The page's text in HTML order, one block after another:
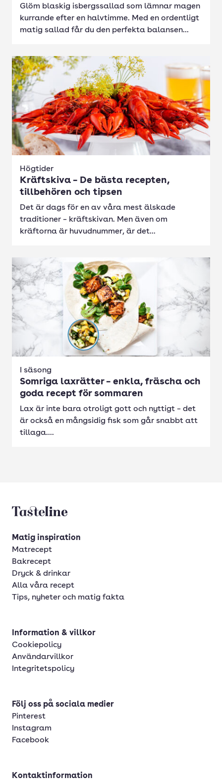
Glöm blaskig isbergssallad som lämnar magen
kurrande efter en halvtimme. Med en ordentligt
matig sallad får du den perfekta balansen...
Högtider
Kräftskiva – De bästa recepten,
tillbehören och tipsen
Det är dags för en av våra mest älskade
traditioner – kräftskivan. Men även om
kräftorna är huvudnummer, är det...
I säsong
Somriga laxrätter – enkla, fräscha och
goda recept för sommaren
Lax är inte bara otroligt gott och nyttigt – det
är också en mångsidig fisk som går snabbt att
tillaga....
Tasteline startsida
Matig inspiration
Matrecept
Bakrecept
Dryck & drinkar
Alla våra recept
Tips, nyheter och matig fakta
Information & villkor
Cookiepolicy
Användarvillkor
Integritetspolicy
Följ oss på sociala medier
Pinterest
Instagram
Facebook
Kontaktinformation